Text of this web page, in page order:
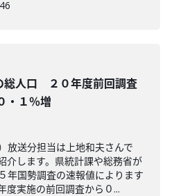
総人口 ２０年度前回調査
・１％増
放送分担当は上地和夫さんで
介します。県統計課や総務省が
年国勢調査の速報値によります
度実施の前回調査から０...